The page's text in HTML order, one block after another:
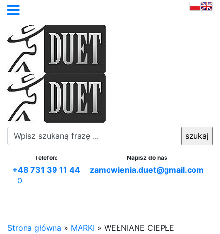
Telefon:
+48 731 39 11 44
Napisz do nas
zamowienia.duet@gmail.com
0
Strona główna » MARKI » WEŁNIANE CIEPŁE